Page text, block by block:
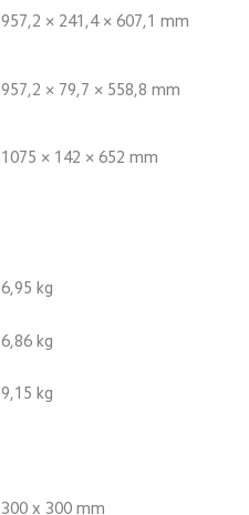
957,2 × 241,4 × 607,1 mm
957,2 × 79,7 × 558,8 mm
1075 × 142 × 652 mm
6,95 kg
6,86 kg
9,15 kg
300 x 300 mm